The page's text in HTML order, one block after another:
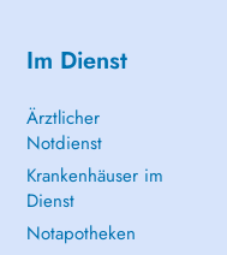
Im Dienst
Ärztlicher
Notdienst
Krankenhäuser im
Dienst
Notapotheken